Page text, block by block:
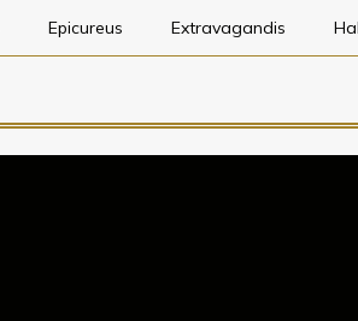
Epicureus Extravagandis